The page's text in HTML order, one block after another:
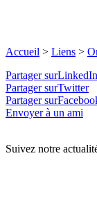
Accueil > Liens >
Partager surLinkedIn
Partager surTwitter
Partager
Envoyer à un ami
Suivez notre